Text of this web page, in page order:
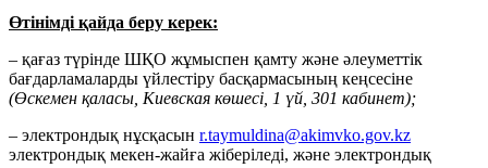
Өтінімді қайда беру керек:
– қағаз түрінде ШҚО жұмыспен қамту және әлеуметтік
бағдарламаларды үйлестіру басқармасының кеңсесіне
(Өскемен қаласы, Киевская көшесі, 1 үй, 301 кабинет);
– электрондық нұсқасын r.taymuldina@akimvko.gov.kz
электрондық мекен-жайға жіберіледі, және электрондық